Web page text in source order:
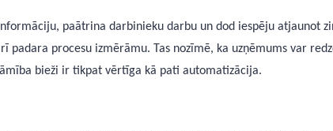
paātrina darbinieku darbu un dod iespēju atjaunot
padara procesu izmērāmu. Tas nozīmē, ka uzņēmums var
bieži ir tikpat vērtīga kā pati automatizācija.